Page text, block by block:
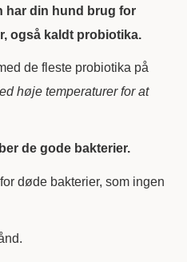
har din hund brug for
også kaldt probiotika.
de fleste probiotika på
høje temperaturer for at
de gode bakterier.
døde bakterier, som ingen